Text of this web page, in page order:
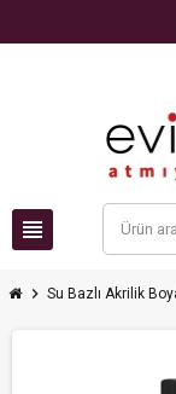
view_headline
chevron_right Su Bazlı Akrilik